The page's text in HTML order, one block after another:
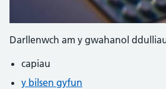
Darllenwch am y gwahanol
capiau
y bilsen gyfun